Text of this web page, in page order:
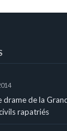
drame de la
rapatriés